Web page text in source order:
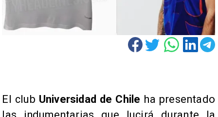
El club Universidad de Chile ha presentado